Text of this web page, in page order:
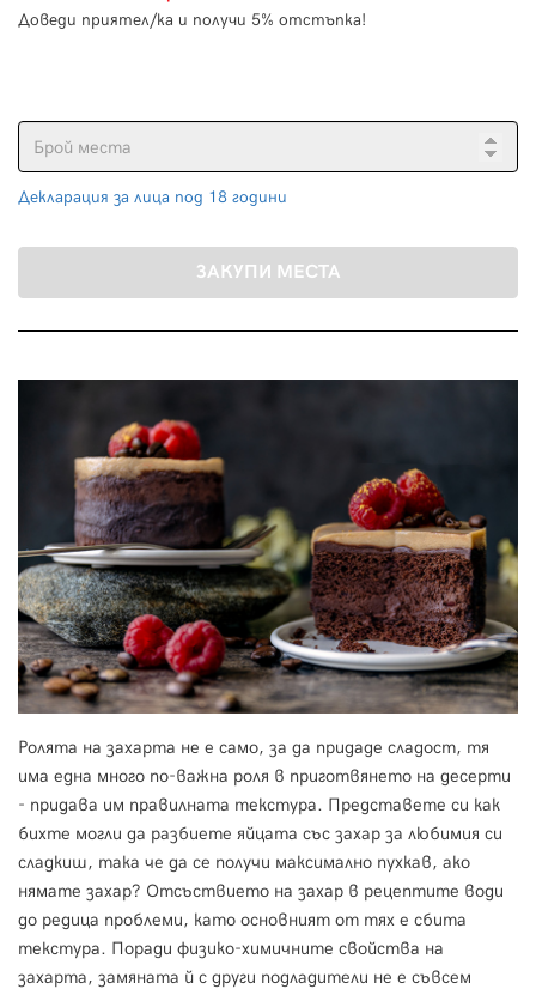
Доведи приятел/ка и получи 5% отстъпка!
Декларация за лица под 18 години
Ролята на захарта не е само, за да придаде сладост, тя
има една много по-важна роля в приготвянето на десерти
- придава им правилната текстура. Представете си как
бихте могли да разбиете яйцата със захар за любимия си
сладкиш, така че да се получи максимално пухкав, ако
нямате захар? Отсъствието на захар в рецептите води
до редица проблеми, като основният от тях е сбита
текстура. Поради физико-химичните свойства на
захарта, замяната й с други подладители не е съвсем